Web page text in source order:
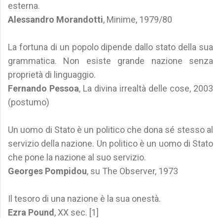
esterna.
Alessandro Morandotti, Minime, 1979/80
La fortuna di un popolo dipende dallo stato della sua
grammatica. Non esiste grande nazione senza
proprietà di linguaggio.
Fernando Pessoa, La divina irrealtà delle cose, 2003
(postumo)
Un uomo di Stato è un politico che dona sé stesso al
servizio della nazione. Un politico è un uomo di Stato
che pone la nazione al suo servizio.
Georges Pompidou, su The Observer, 1973
Il tesoro di una nazione è la sua onestà.
Ezra Pound , XX sec. [1]